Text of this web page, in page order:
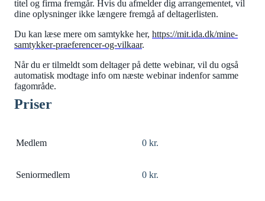
titel og firma fremgår. Hvis du afmelder dig arrangementet, vil
dine oplysninger ikke længere fremgå af deltagerlisten.
Du kan læse mere om samtykke her, https://mit.ida.dk/mine-
samtykker-praeferencer-og-vilkaar.
Når du er tilmeldt som deltager på dette webinar, vil du også
automatisk modtage info om næste webinar indenfor samme
fagområde.
Priser
Medlem 0 kr.
Seniormedlem 0 kr.